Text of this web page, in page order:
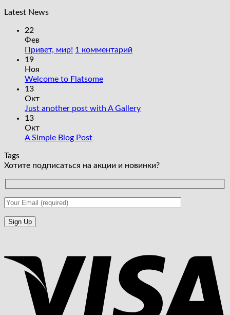
Latest News
22
Фев
Привет, мир! 1 комментарий
19
Ноя
Welcome to FlatsomeКомментариев
Welcome
13
Окт
Just another post with A GalleryКомментариев
with
13
Окт
A Simple Blog PostКомментариев
A
Post
Tags
Хотите подписаться на акции и новинки?